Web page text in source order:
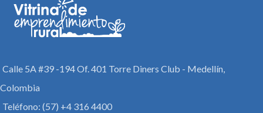
Calle 5A #39 -194 Of. 401 Torre Diners Club - Medellín,
Colombia
Teléfono: (57) +4 316 4400